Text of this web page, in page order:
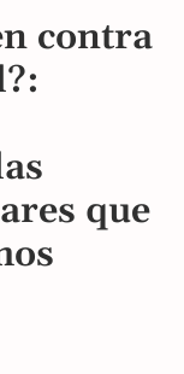
contra
que